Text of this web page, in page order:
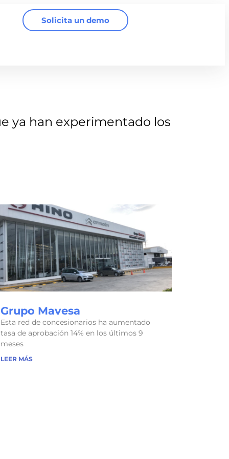
Solicita un demo
ya han experimentado los
Grupo Mavesa
Esta red de concesionarios ha aumentado
tasa de aprobación 14% en los últimos 9
meses
LEER MÁS